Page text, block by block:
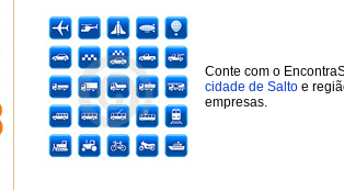
Conte com o
cidade de Salto e
empresas.